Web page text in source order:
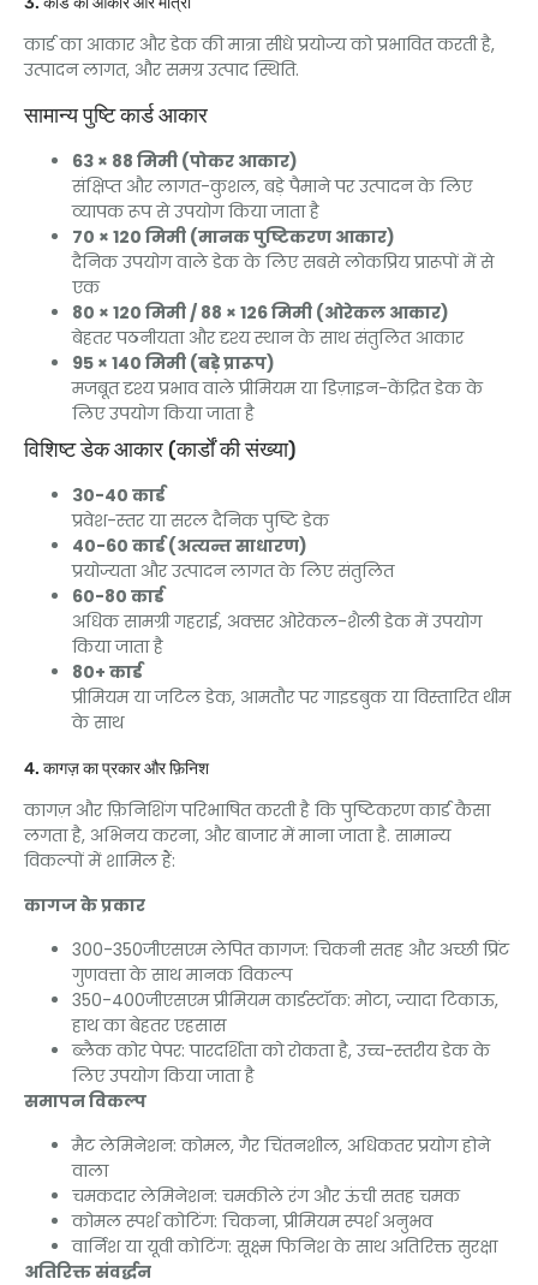
कार्ड का आकार और डेक की मात्रा सीधे प्रयोज्य को प्रभावित करती है,
उत्पादन लागत, और समग्र उत्पाद स्थिति.
सामान्य पुष्टि कार्ड आकार
63 × 88 मिमी (पोकर आकार)
संक्षिप्त और लागत-कुशल, बड़े पैमाने पर उत्पादन के लिए
व्यापक रूप से उपयोग किया जाता है
70 × 120 मिमी (मानक पुष्टिकरण आकार)
दैनिक उपयोग वाले डेक के लिए सबसे लोकप्रिय प्रारूपों में से
एक
80 × 120 मिमी / 88 × 126 मिमी (ओरेकल आकार)
बेहतर पठनीयता और दृश्य स्थान के साथ संतुलित आकार
95 × 140 मिमी (बड़े प्रारूप)
मजबूत दृश्य प्रभाव वाले प्रीमियम या डिज़ाइन-केंद्रित डेक के
लिए उपयोग किया जाता है
विशिष्ट डेक आकार (कार्डों की संख्या)
30-40 कार्ड
प्रवेश-स्तर या सरल दैनिक पुष्टि डेक
40-60 कार्ड (अत्यन्त साधारण)
प्रयोज्यता और उत्पादन लागत के लिए संतुलित
60-80 कार्ड
अधिक सामग्री गहराई, अक्सर ओरेकल-शैली डेक में उपयोग
किया जाता है
80+ कार्ड
प्रीमियम या जटिल डेक, आमतौर पर गाइडबुक या विस्तारित थीम
के साथ
4. कागज़ का प्रकार और फ़िनिश
कागज़ और फ़िनिशिंग परिभाषित करती है कि पुष्टिकरण कार्ड कैसा
लगता है, अभिनय करना, और बाजार में माना जाता है. सामान्य
विकल्पों में शामिल हैं:
कागज के प्रकार
300-350जीएसएम लेपित कागज: चिकनी सतह और अच्छी प्रिंट
गुणवत्ता के साथ मानक विकल्प
350-400जीएसएम प्रीमियम कार्डस्टॉक: मोटा, ज्यादा टिकाऊ,
हाथ का बेहतर एहसास
ब्लैक कोर पेपर: पारदर्शिता को रोकता है, उच्च-स्तरीय डेक के
लिए उपयोग किया जाता है
समापन विकल्प
मैट लेमिनेशन: कोमल, गैर चिंतनशील, अधिकतर प्रयोग होने
वाला
चमकदार लेमिनेशन: चमकीले रंग और ऊंची सतह चमक
कोमल स्पर्श कोटिंग: चिकना, प्रीमियम स्पर्श अनुभव
वार्निश या यूवी कोटिंग: सूक्ष्म फिनिश के साथ अतिरिक्त सुरक्षा
अतिरिक्त संवर्द्धन